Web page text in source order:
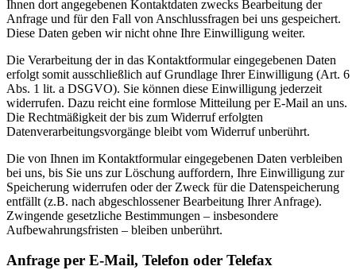
Ihnen dort angegebenen Kontaktdaten zwecks Bearbeitung der
Anfrage und für den Fall von Anschlussfragen bei uns gespeichert.
Diese Daten geben wir nicht ohne Ihre Einwilligung weiter.
Die Verarbeitung der in das Kontaktformular eingegebenen Daten
erfolgt somit ausschließlich auf Grundlage Ihrer Einwilligung (Art. 6
Abs. 1 lit. a DSGVO). Sie können diese Einwilligung jederzeit
widerrufen. Dazu reicht eine formlose Mitteilung per E-Mail an uns.
Die Rechtmäßigkeit der bis zum Widerruf erfolgten
Datenverarbeitungsvorgänge bleibt vom Widerruf unberührt.
Die von Ihnen im Kontaktformular eingegebenen Daten verbleiben
bei uns, bis Sie uns zur Löschung auffordern, Ihre Einwilligung zur
Speicherung widerrufen oder der Zweck für die Datenspeicherung
entfällt (z.B. nach abgeschlossener Bearbeitung Ihrer Anfrage).
Zwingende gesetzliche Bestimmungen – insbesondere
Aufbewahrungsfristen – bleiben unberührt.
Anfrage per E-Mail, Telefon oder Telefax